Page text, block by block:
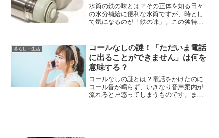
水筒の鉄の味とは？その正体を知る日々
の水分補給に便利な水筒ですが、時とし
て気になるのが「鉄の味」。この独特な
まずは、なぜ鉄の味がするのか、その原
因を理解していきましょう...
暮らし・生活
コールなしの謎！「ただいま電話
に出ることができません」は何を
意味する？
コールなしの謎とは？電話をかけたのに
コール音が鳴らず、いきなり音声案内が
流れると戸惑ってしまうものです。まず